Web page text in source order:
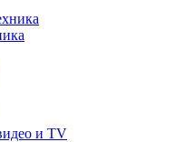
и TV